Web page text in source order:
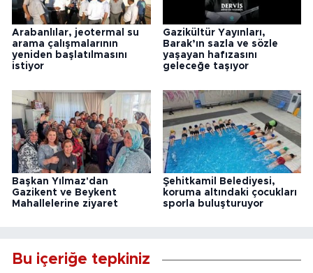
Arabanlılar, jeotermal su
arama çalışmalarının
yeniden başlatılmasını
istiyor
Gazikültür Yayınları,
Barak’ın sazla ve sözle
yaşayan hafızasını
geleceğe taşıyor
Başkan Yılmaz'dan
Gazikent ve Beykent
Mahallelerine ziyaret
Şehitkamil Belediyesi,
koruma altındaki çocukları
sporla buluşturuyor
Bu içeriğe tepkiniz